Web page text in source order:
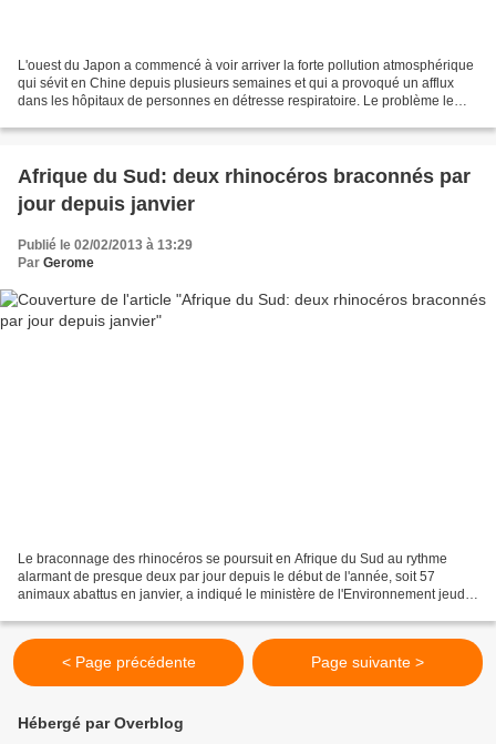
L'ouest du Japon a commencé à voir arriver la forte pollution atmosphérique
qui sévit en Chine depuis plusieurs semaines et qui a provoqué un afflux
dans les hôpitaux de personnes en détresse respiratoire. Le problème le
Afrique du Sud: deux rhinocéros braconnés par
jour depuis janvier
Publié le 02/02/2013 à 13:29
Par Gerome
Le braconnage des rhinocéros se poursuit en Afrique du Sud au rythme
alarmant de presque deux par jour depuis le début de l'année, soit 57
animaux abattus en janvier, a indiqué le ministère de l'Environnement jeudi.
< Page précédente Page suivante >
Hébergé par Overblog